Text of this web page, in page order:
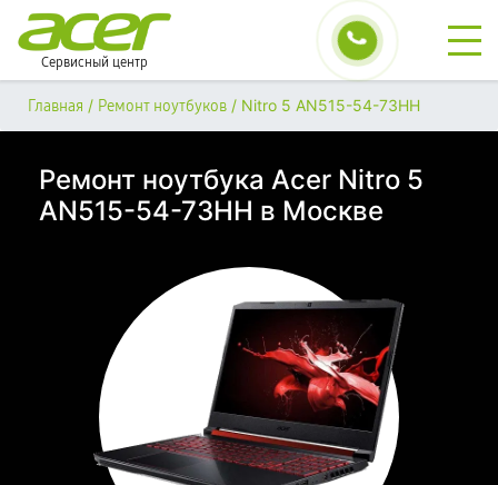
Сервисный центр
Главная / Ремонт ноутбуков / Nitro 5 AN515-54-73HH
Ремонт ноутбука Acer Nitro 5
AN515-54-73HH в Москве